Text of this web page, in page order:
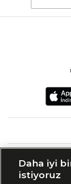
Daha iyi
istiyoruz